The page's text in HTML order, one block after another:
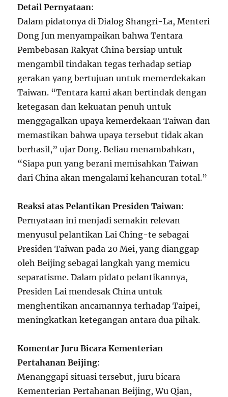
Detail Pernyataan:
Dalam pidatonya di Dialog Shangri-La, Menteri
Dong Jun menyampaikan bahwa Tentara
Pembebasan Rakyat China bersiap untuk
mengambil tindakan tegas terhadap setiap
gerakan yang bertujuan untuk memerdekakan
Taiwan. “Tentara kami akan bertindak dengan
ketegasan dan kekuatan penuh untuk
menggagalkan upaya kemerdekaan Taiwan dan
memastikan bahwa upaya tersebut tidak akan
berhasil,” ujar Dong. Beliau menambahkan,
“Siapa pun yang berani memisahkan Taiwan
dari China akan mengalami kehancuran total.”
Reaksi atas Pelantikan Presiden Taiwan:
Pernyataan ini menjadi semakin relevan
menyusul pelantikan Lai Ching-te sebagai
Presiden Taiwan pada 20 Mei, yang dianggap
oleh Beijing sebagai langkah yang memicu
separatisme. Dalam pidato pelantikannya,
Presiden Lai mendesak China untuk
menghentikan ancamannya terhadap Taipei,
meningkatkan ketegangan antara dua pihak.
Komentar Juru Bicara Kementerian
Pertahanan Beijing:
Menanggapi situasi tersebut, juru bicara
Kementerian Pertahanan Beijing, Wu Qian,